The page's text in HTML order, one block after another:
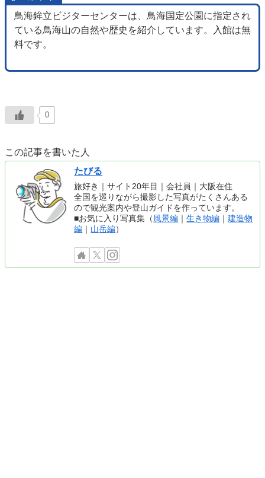
鳥海鉾立ビジターセンターは、鳥海国定公園に指定され
ている鳥海山の自然や歴史を紹介しています。入館は無
料です。
0
この記事を書いた人
たびる
旅好き｜サイト20年目｜会社員｜大阪在住
全国を巡りながら撮影した写真がたくさんある
ので観光案内や登山ガイドを作っています。
■お気に入り写真集（ 風景編 ｜生き物編 ｜建造物
編 ｜ 山岳編）